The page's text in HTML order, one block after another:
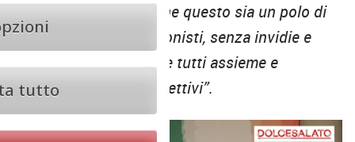
mi aspetto che questo sia un polo di
confronto tra professionisti, senza invidie e
pregiudizi, per crescere tutti assieme e
raggiungere grandi obiettivi”.
tutto